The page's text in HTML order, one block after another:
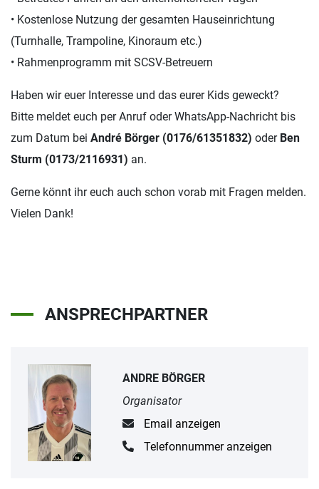
• Kostenlose Nutzung der gesamten Hauseinrichtung
(Turnhalle, Trampoline, Kinoraum etc.)
• Rahmenprogramm mit SCSV-Betreuern
Haben wir euer Interesse und das eurer Kids geweckt?
Bitte meldet euch per Anruf oder WhatsApp-Nachricht bis
zum Datum bei André Börger (0176/61351832) oderBen
Sturm (0173/2116931) an.
Gerne könnt ihr euch auch schon vorab mit Fragen melden.
Vielen Dank!
ANSPRECHPARTNER
ANDRE BÖRGER
Organisator
Email anzeigen
Telefonnummer anzeigen